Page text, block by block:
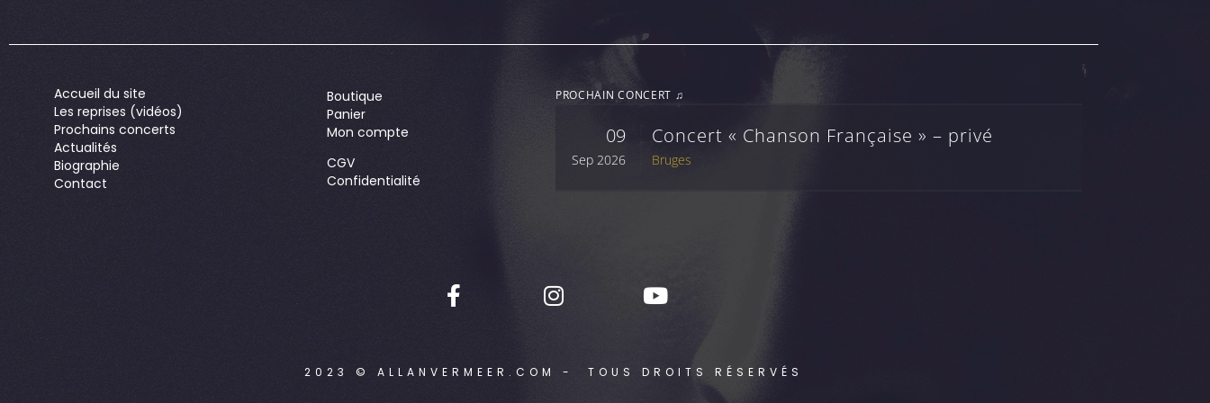
Accueil du site
Les reprises (vidéos)
Prochains concerts
Actualités
Biographie
Contact
Boutique
Panier
Mon compte
CGV
Confidentialité
PROCHAIN CONCERT ♫
09
Sep 2026
Concert « Chanson Française » – privé
Bruges
2023 © ALLANVERMEER.COM - TOUS DROITS RÉSERVÉS